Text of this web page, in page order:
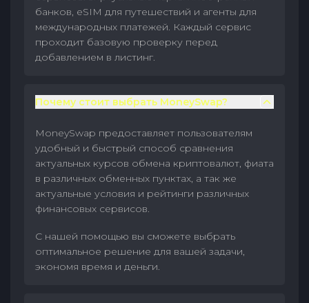
банков, eSIM для путешествий и агенты для
международных платежей. Каждый сервис
проходит базовую проверку перед
добавлением в листинг.
Почему стоит выбрать MoneySwap?
MoneySwap предоставляет пользователям
удобный и быстрый способ сравнения
актуальных курсов обмена криптовалют, фиата
в различных обменных пунктах, а так же
актуальные условия и рейтинги различных
финансовых сервисов.
С нашей помощью вы сможете выбрать
оптимальное решение для вашей задачи,
экономя время и деньги.